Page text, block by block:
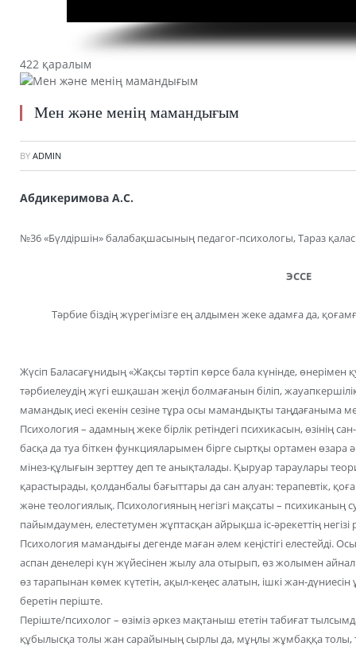
422 қаралым
Мен және менің мамандығым
BY ADMIN
Абдикеримова А.С.
№36 «Бүлдіршін» балабақшасының педагог-психологы, Тараз
ЭССЕ
Тәрбие біздің жүрегімізге ең алдымен жеке адамға да,
Жүсіп Баласағұнидың «Жақсы тәртіп көрсе бала күнінде, өнерімен
тәрбиелеудің жүгі ешқашан жеңіл болмағанын біліп,
мамандық иесі екенін сезіне тұра осы мамандықты таңдағаныма
Психология – адамның жеке бірлік ретіндегі психикасын, өзінің
басқа да туа біткен функцияларымен бірге сыртқы ортамен өзара
мінез-құлығын зерттеу деп те анықталады. Қыруар тараулары
қарастырады, қолданбалы бағыттары да сан алуан: терапевтік,
және теологиялық. Психологияның негізгі мақсаты –
пайымдаумен, елестетумен жұптасқан айрықша іс-әрекеттің негізі
Психология мамандығы дегенде маған әлем кеңістігі елестейді.
аспан денелері күн жүйесінен жылу ала отырып, өз жолымен
өз тарапынан көмек күтетін, ақыл-кеңес алатын, ішкі жан-
беретін періште.
Періште/психолог – өзіміз әркез мақтаныш ететін табиғат
құбылысқа толы жан сарайының сырлы да, мұңлы жұмбаққа толы,